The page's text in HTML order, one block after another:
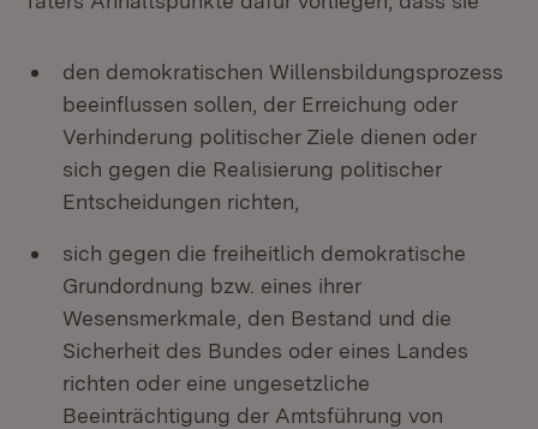
den demokratischen Willensbildungsprozess
beeinflussen sollen, der Erreichung oder
Verhinderung politischer Ziele dienen oder
sich gegen die Realisierung politischer
Entscheidungen richten,
sich gegen die freiheitlich demokratische
Grundordnung bzw. eines ihrer
Wesensmerkmale, den Bestand und die
Sicherheit des Bundes oder eines Landes
richten oder eine ungesetzliche
Beeinträchtigung der Amtsführung von